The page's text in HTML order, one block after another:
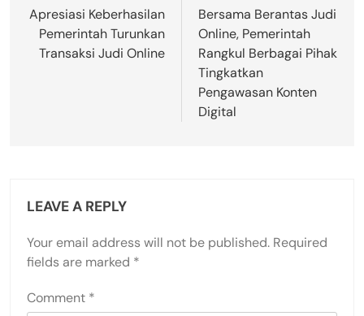
navigation
Apresiasi Keberhasilan
Pemerintah Turunkan
Transaksi Judi Online
Bersama Berantas Judi
Online, Pemerintah
Rangkul Berbagai Pihak
Tingkatkan
Pengawasan Konten
Digital
LEAVE A REPLY
Your email address will not be published. Required
fields are marked *
Comment *